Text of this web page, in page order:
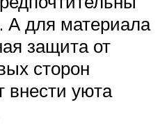
А для материала
защита от
сторон
внести уюта